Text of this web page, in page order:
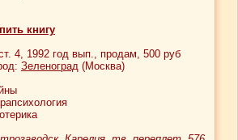
книгу
4, 1992 год вып., продам, 500 руб
Зеленоград (Москва)